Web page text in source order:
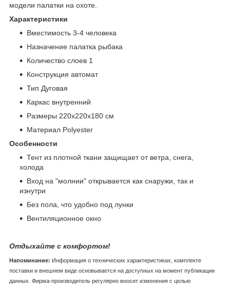
модели палатки на охоте.
Характеристики
Вместимость 3-4 человека
Назначение палатка рыбака
Количество слоев 1
Конструкция автомат
Тип Дуговая
Каркас внутренний
Размеры 220х220х180 см
Материал Polyester
Особенности
Тент из плотной ткани защищает от ветра, снега,
холода
Вход на "молнии" открывается как снаружи, так и
изнутри
Без пола, что удобно под лунки
Вентиляционное окно
Отдыхайте с комфортом!
Напоминание: Информация о технических характеристиках, комплекте
поставки и внешнем виде основывается на доступных на момент публикации
данных. Фирма-производитель регулярно вносит изменения с целью